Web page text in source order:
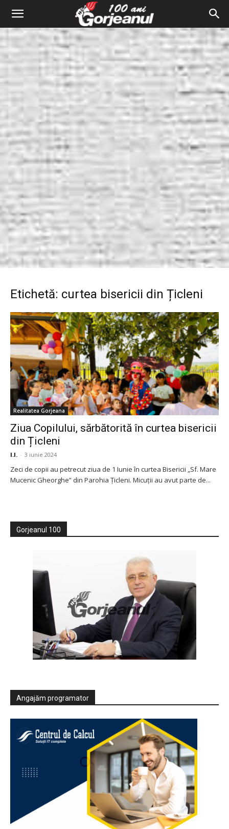
Etichetă: curtea bisericii din Țicleni
Realitatea Gorjeana
Ziua Copilului, sărbătorită în curtea bisericii
din Țicleni
I.I. - 3 iunie 2024
Zeci de copii au petrecut ziua de 1 Iunie în curtea Bisericii „Sf. Mare
Mucenic Gheorghe” din Parohia Țicleni. Micuții au avut parte de...
Gorjeanul 100
Angajăm programator